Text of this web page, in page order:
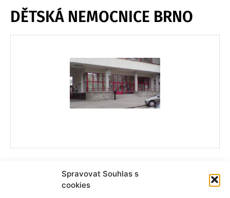
Spravovat Souhlas s
cookies
DĚTSKÁ NEMOCNICE BRNO